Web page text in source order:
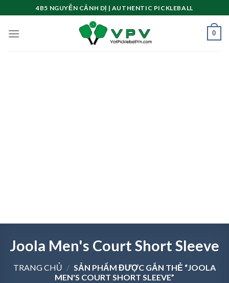
to
content
4B5 NGUYỄN CẢNH DỊ | AUTHENTIC PICKLEBALL
0
Joola Men's Court Short Sleeve
TRANG CHỦ / SẢN PHẨM ĐƯỢC GẮN THẺ “JOOLA
MEN'S COURT SHORT SLEEVE”